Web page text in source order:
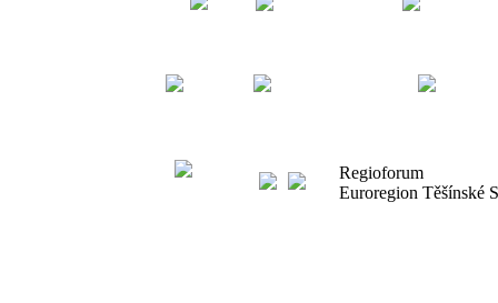
Regioforum
Euroregion Těšínské